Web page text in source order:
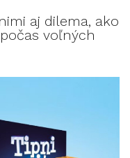
aj dilema, ako
voľných